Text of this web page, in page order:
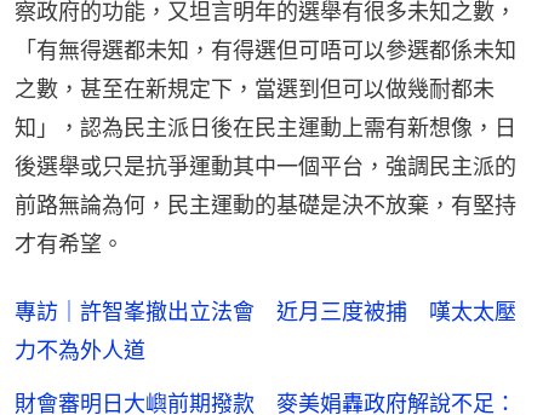
察政府的功能，又坦言明年的選舉有很多未知之數，
「有無得選都未知，有得選但可唔可以參選都係未知
之數，甚至在新規定下，當選到但可以做幾耐都未
知」，認為民主派日後在民主運動上需有新想像，日
後選舉或只是抗爭運動其中一個平台，強調民主派的
前路無論為何，民主運動的基礎是決不放棄，有堅持
才有希望。
專訪｜許智峯撤出立法會 近月三度被捕 嘆太太壓
力不為外人道
財會審明日大嶼前期撥款 麥美娟轟政府解說不足：